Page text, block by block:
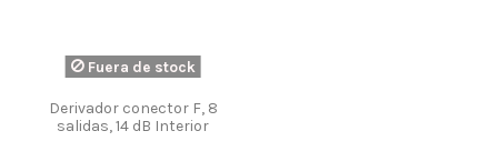
Fuera de stock
Derivador conector F, 8
salidas, 14 dB Interior